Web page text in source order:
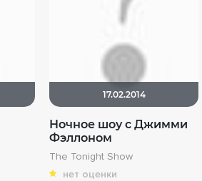
17.02.2014
Ночное шоу с Джимми
Фэллоном
The Tonight Show
нет оценки